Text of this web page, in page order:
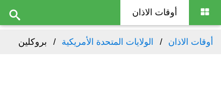
أوقات الاذان
أوقات الاذان الولايات المتحدة الأمريكية بروكلين